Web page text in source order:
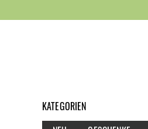
KATEGORIEN